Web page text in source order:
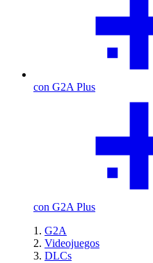
con G2A Plus
con G2A Plus
G2A
Videojuegos
DLCs